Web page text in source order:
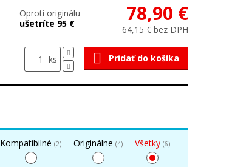
Oproti originálu
ušetríte 95 €
78,90 €
64,15 € bez DPH
ks Pridať do košíka
Kompatibilné (2) Originálne (4) Všetky (6)